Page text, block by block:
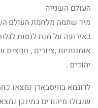
העולם השנייה
מיד שתמה מלחמת העולם
באירופה על מנת לנסות
אומנותיות ,ציורים , חפצים
יהודים .
לדוגמא בוויסבאדן
שנגזלו מיהודים במינכן